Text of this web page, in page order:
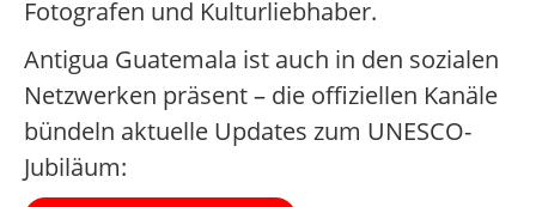
Fotografen und Kulturliebhaber.
Antigua Guatemala ist auch in den sozialen
Netzwerken präsent – die offiziellen Kanäle
bündeln aktuelle Updates zum UNESCO-
Jubiläum: